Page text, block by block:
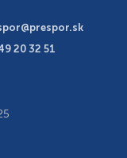
20 32 51